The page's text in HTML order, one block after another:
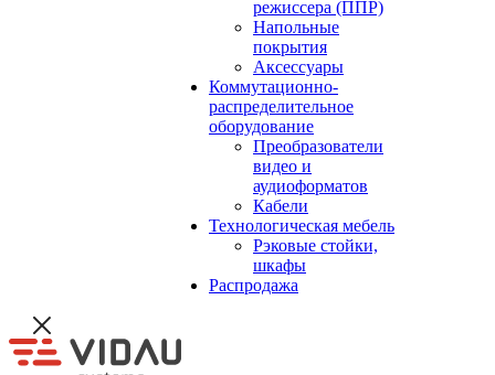
режиссера (ППР)
Напольные
покрытия
Аксессуары
Коммутационно-
распределительное
оборудование
Преобразователи
видео и
аудиоформатов
Кабели
Технологическая мебель
Рэковые стойки,
шкафы
Распродажа